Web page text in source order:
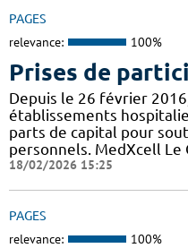
PAGES
relevance: 100%
Prises de
Depuis le 26 février
établissements
parts de capital pour
personnels. MedXcell Le
18/02/2026 15:25
PAGES
relevance: 100%